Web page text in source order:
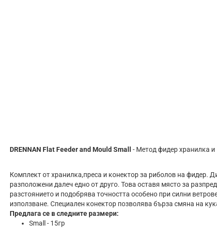
DRENNAN Flat Feeder and Mould Small - Метод фидер хранилка и
Комплект от хранилка,преса и конектор за риболов на фидер.
разположени далеч едно от друго. Това оставя място за
разстоянието и подобрява точността особено при силни
използване. Специален конектор позволява бърза смяна на
Предлага се в следните размери:
Small - 15гр